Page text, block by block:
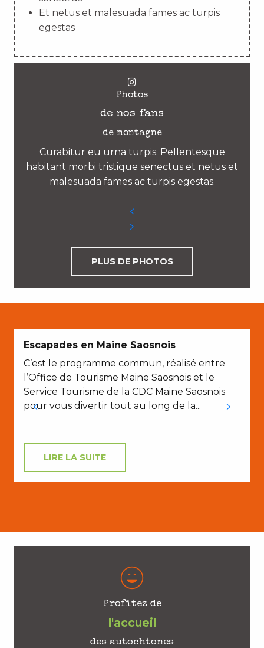
Et netus et malesuada fames ac turpis
egestas
Photos
de nos fans
de montagne
Curabitur eu urna turpis. Pellentesque
habitant morbi tristique senectus et netus et
malesuada fames ac turpis egestas.
PLUS DE PHOTOS
Escapades en Maine Saosnois
C’est le programme commun, réalisé entre
l’Office de Tourisme Maine Saosnois et le
Service Tourisme de la CDC Maine Saosnois
pour vous divertir tout au long de la...
LIRE LA SUITE
Profitez de
l'accueil
des autochtones